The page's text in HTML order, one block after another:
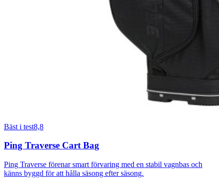
Bäst i test8,8
Ping Traverse Cart Bag
Ping Traverse förenar smart förvaring med en stabil vagnbas och
känns byggd för att hålla säsong efter säsong.